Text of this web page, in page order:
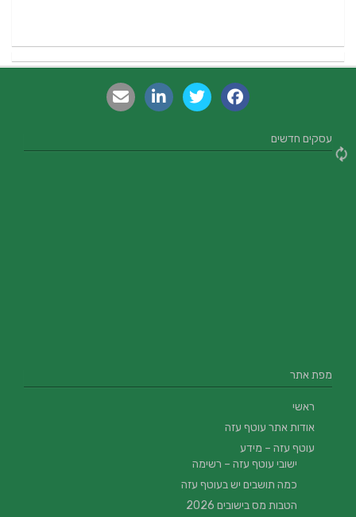
עסקים חדשים
מפת אתר
ראשי
אודות אתר עוטף עזה
עוטף עזה – מידע
ישובי עוטף עזה – רשימה
כמה תושבים יש בעוטף עזה
הטבות מס בישובים 2026